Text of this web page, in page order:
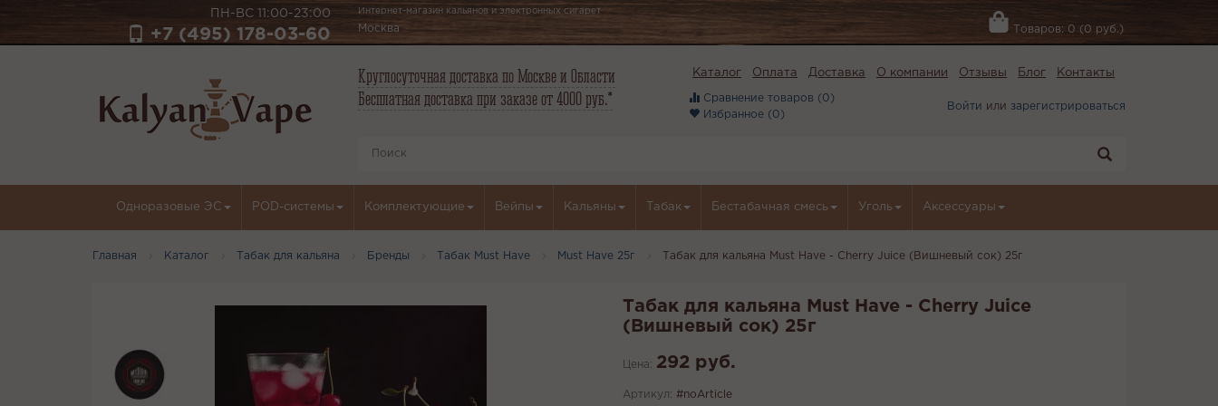
ПН-ВС 11:00-23:00
+7 (495) 178-03-60
Интернет-магазин кальянов и электронных сигарет
Москва Товаров: 0 (0 руб.)
Круглосуточная доставка по Москве и Области
Бесплатная доставка при заказе от 4000 руб.*
Каталог Оплата Доставка О компании Отзывы Блог Контакты
Сравнение товаров (0)
Избранное (0)
Войти или зарегистрироваться
Одноразовые ЭС POD-системы Комплектующие Вейпы Кальяны Табак Бестабачная смесь Уголь Аксессуары
Главная Каталог Табак для кальяна Бренды Табак Must Have Must Have 25г Табак для кальяна Must Have - Cherry Juice (Вишневый сок) 25г
Табак для кальяна Must Have - Cherry Juice
(Вишневый сок) 25г
Цена: 292 руб.
Артикул: #noArticle